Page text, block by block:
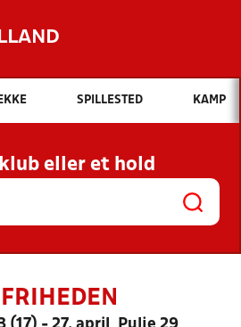
Hvad vil du søge efter?
INDHOLD OG NYHEDER
KLUBBER OG
HOLD
SPILLESTED KAMP
eller et hold